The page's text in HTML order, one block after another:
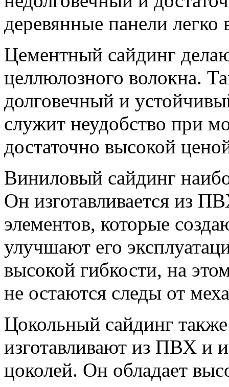
деревянные панели легко
Цементный сайдинг
целлюлозного волокна.
долговечный и
служит неудобство при
достаточно высокой
Виниловый сайдинг
Он изготавливается из
элементов, которые
улучшают его
высокой гибкости, на
не остаются следы от
Цокольный сайдинг
изготавливают из ПВХ и
цоколей. Он обладает